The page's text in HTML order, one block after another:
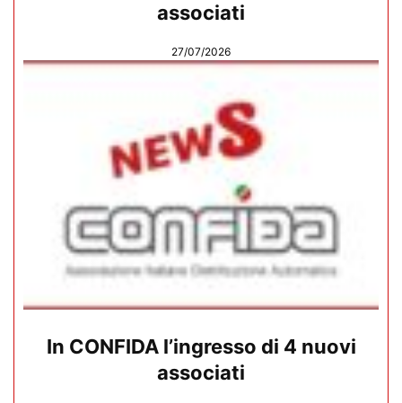
associati
27/07/2026
In CONFIDA l’ingresso di 4 nuovi
associati